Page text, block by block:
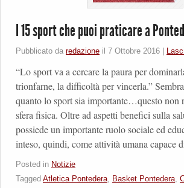
I 15 sport che puoi praticare a
Pubblicato da redazione il 7 Ottobre 2016
“Lo sport va a cercare la paura per
trionfarne, la difficoltà per vincerla.”
quanto lo sport sia importante…questo non
sfera fisica. Oltre ad aspetti benefici sulla
possiede un importante ruolo sociale ed
inteso, quindi, come attività umana
Posted in Notizie
Tagged Atletica Pontedera, Basket Pontedera,